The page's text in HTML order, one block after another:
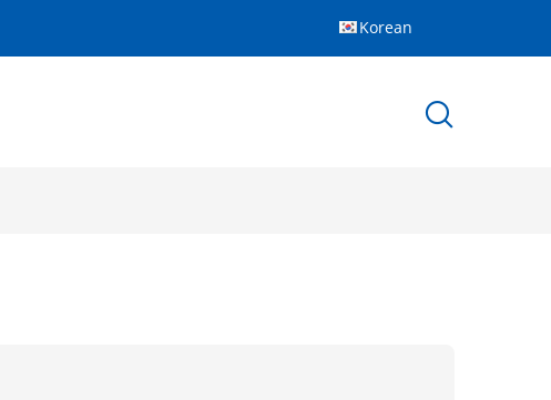
Korean